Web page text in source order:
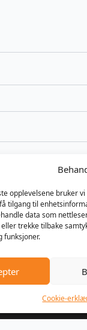
opplevelsene bruker
tilgang til
data som
trekke tilbake
funksjoner.
Cookie-
Ulrik
seg for å starte
Bedriften fikk
AS, og lokalene
på